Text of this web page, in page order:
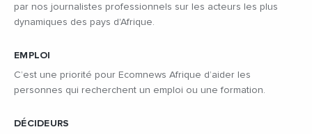
par nos journalistes professionnels sur les acteurs les plus
dynamiques des pays d'Afrique.
EMPLOI
C’est une priorité pour Ecomnews Afrique d’aider les
personnes qui recherchent un emploi ou une formation.
DÉCIDEURS